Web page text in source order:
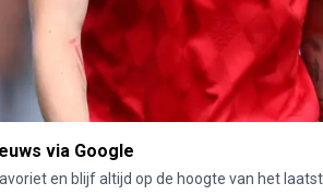
via Google
en blijf altijd op de hoogte van het